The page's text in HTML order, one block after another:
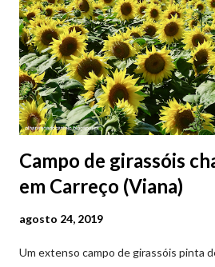
Campo de girassóis
em Carreço (Viana)
agosto 24, 2019
Um extenso campo de girassóis pinta